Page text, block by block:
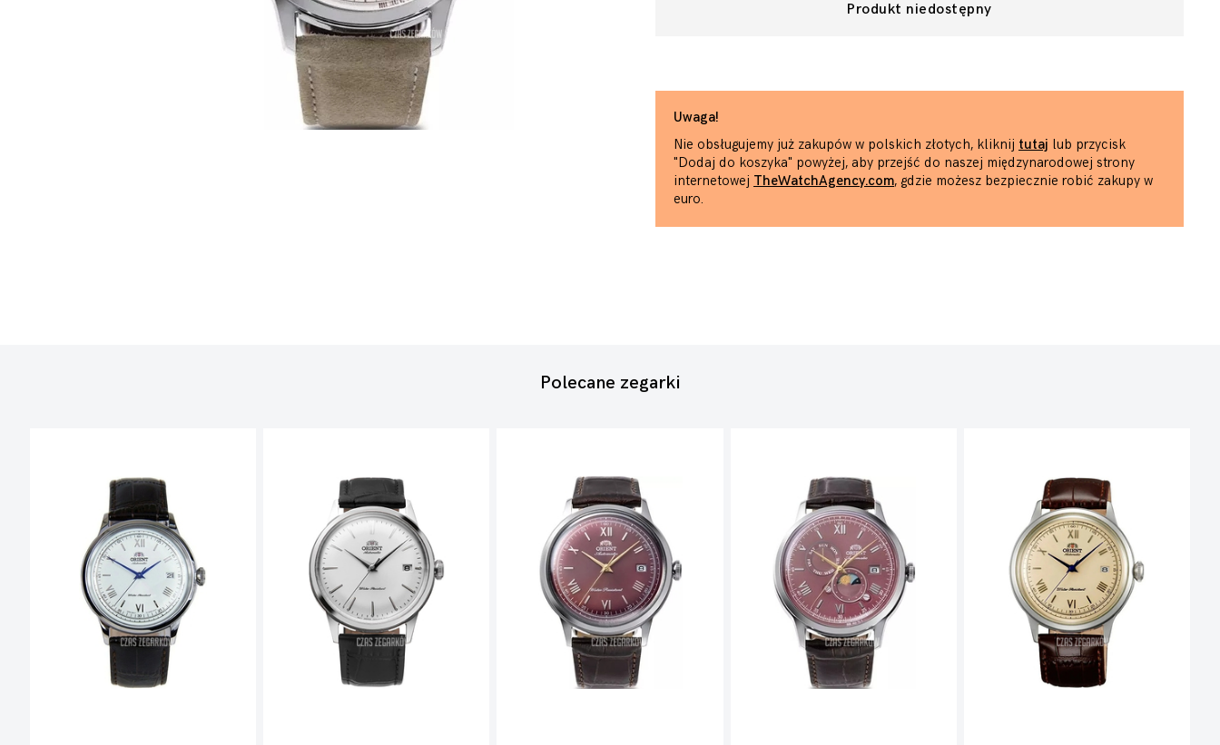
Produkt niedostępny
Uwaga!
Nie obsługujemy już zakupów w polskich złotych, kliknij tutaj lub przycisk
"Dodaj do koszyka" powyżej, aby przejść do naszej międzynarodowej strony
internetowej TheWatchAgency.com, gdzie możesz bezpiecznie robić zakupy w
euro.
Polecane zegarki